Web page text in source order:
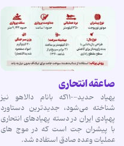
صاعقه انتحاری
یهیاد حدید-١١٠که بانام دالاهو نیز
شناخته می‌شود، جدیدترین دستاورد
پهپادی ایران در دسته پهیادهای انتحاری
با پیشران جت است که در موج های
عملیات وعده صادق استفاده شد.